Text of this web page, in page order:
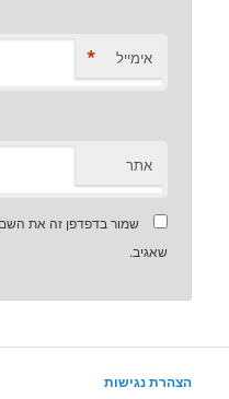
אימייל *
אתר
שמור בדפדפן זה את
שאגיב.
הצהרת נגישות